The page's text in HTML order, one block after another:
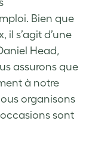
Bien que
il s’agit d’une
Head,
assurons que
à notre
organisons
sont